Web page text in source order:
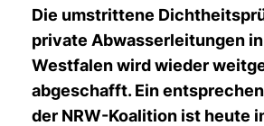
Die umstrittene
private Abwasserleitungen
Westfalen wird wieder
abgeschafft. Ein
der NRW-Koalition ist heute